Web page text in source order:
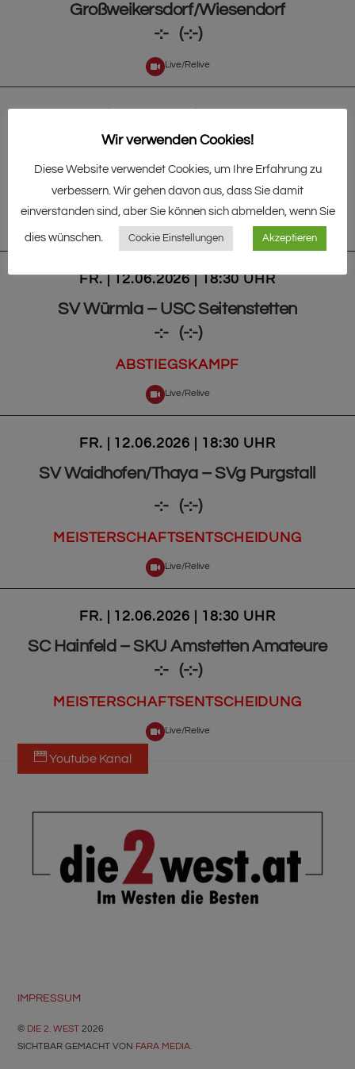
Großweikersdorf/Wiesendorf
-:- (-:-)
Live/Relive
SV Absdorf – USC Weißenkirchen
-:- (-:-)
ABSTIEGSKAMPF
Live/Relive
FR. | 12.06.2026 | 18:30 UHR
SV Würmla – USC Seitenstetten
-:- (-:-)
ABSTIEGSKAMPF
Live/Relive
FR. | 12.06.2026 | 18:30 UHR
SV Waidhofen/Thaya – SVg Purgstall
-:- (-:-)
MEISTERSCHAFTSENTSCHEIDUNG
Live/Relive
FR. | 12.06.2026 | 18:30 UHR
SC Hainfeld – SKU Amstetten Amateure
-:- (-:-)
MEISTERSCHAFTSENTSCHEIDUNG
Live/Relive
Youtube Kanal
IMPRESSUM
© DIE 2. WEST 2026
SICHTBAR GEMACHT VON FARA MEDIA.
Wir verwenden Cookies!
Diese Website verwendet Cookies, um Ihre Erfahrung zu
verbessern. Wir gehen davon aus, dass Sie damit
einverstanden sind, aber Sie können sich abmelden, wenn Sie
dies wünschen. Cookie Einstellungen Akzeptieren